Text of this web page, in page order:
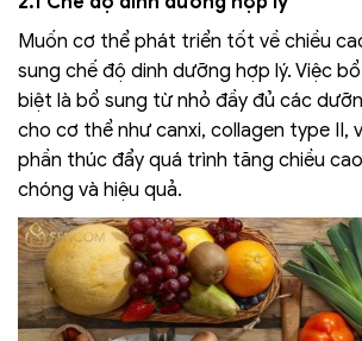
Muốn cơ thể phát triển tốt về chiều
sung chế độ dinh dưỡng hợp lý. Việc
biệt là bổ sung từ nhỏ đầy đủ các
cho cơ thể như canxi, collagen type II,
phần thúc đẩy quá trình tăng chiều
chóng và hiệu quả.